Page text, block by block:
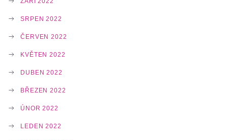
SRPEN 2022
ČERVEN 2022
KVĚTEN 2022
DUBEN 2022
BŘEZEN 2022
ÚNOR 2022
LEDEN 2022